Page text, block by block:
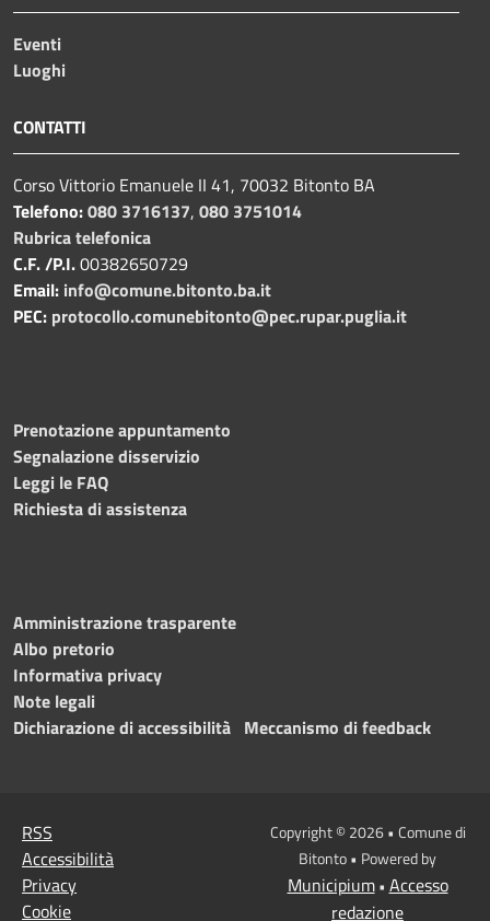
Eventi
Luoghi
CONTATTI
Corso Vittorio Emanuele II 41, 70032 Bitonto BA
Telefono:080 3716137, 080 3751014
Rubrica telefonica
C.F. /P.I.00382650729
Email: info@comune.bitonto.ba.it
PEC: protocollo.comunebitonto@pec.rupar.puglia.it
Prenotazione appuntamento
Segnalazione disservizio
Leggi le FAQ
Richiesta di assistenza
Amministrazione trasparente
Albo pretorio
Informativa privacy
Note legali
Dichiarazione di accessibilità Meccanismo di feedback
RSS
Accessibilità
Privacy
Cookie
Copyright © 2026 • Comune di
Bitonto • Powered by
Municipium• Accesso
redazione